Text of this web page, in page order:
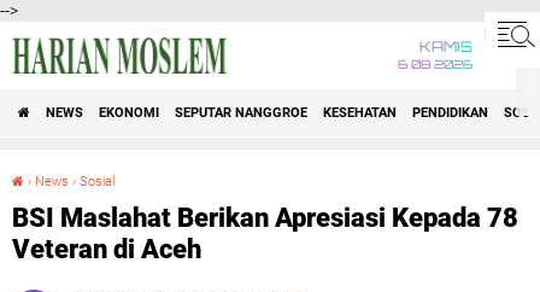
-->
KAMIS
6 08 2026
NEWS EKONOMI SEPUTAR NANGGROE KESEHATAN PENDIDIKAN
› News › Sosial
BSI Maslahat Berikan Apresiasi Kepada 78
Veteran di Aceh